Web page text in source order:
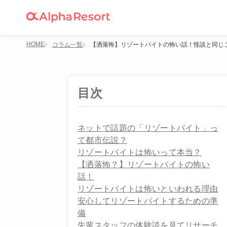
HOME コラム一覧 【洒落怖】リゾートバイトの怖い話！怪談と同
目次
ネットで話題の「リゾートバイト」っ
て都市伝説？
リゾートバイトは怖いって本当？
【洒落怖？】リゾートバイトの怖い
話！
リゾートバイトは怖いといわれる理由
安心してリゾートバイトするための準
備
先輩スタッフの体験談を見てリサーチ